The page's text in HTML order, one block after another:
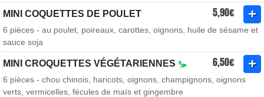
MINI COQUETTES DE POULET 5,90€
6 pièces - au poulet, poireaux, carottes, oignons, huile de sésame et
sauce soja
MINI CROQUETTES VÉGÉTARIENNES 6,50€
6 pièces - chou chinois, haricots, oignons, champignons, oignons
verts, vermicelles, fécules de maïs et gingembre